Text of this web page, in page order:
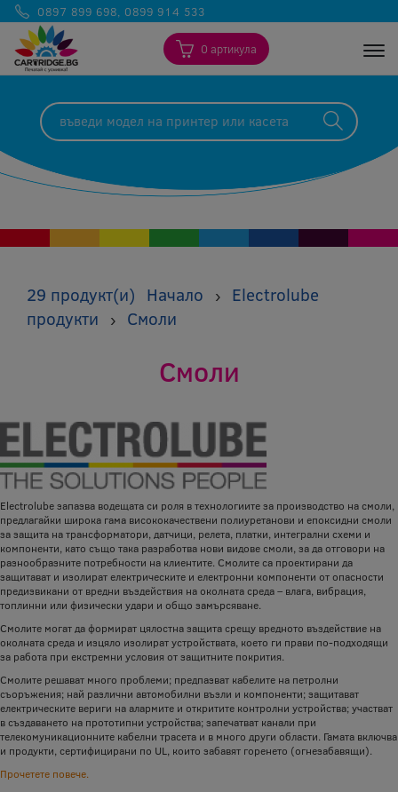
0897 899 698, 0899 914 533
0 артикула
29 продукт(и) Начало › Electrolube
продукти
› Смоли
Смоли
Electrolube запазва водещата си роля в технологиите за производство на смоли,
предлагайки широка гама висококачествени полиуретанови и епоксидни смоли
за защита на трансформатори, датчици, релета, платки, интегрални схеми и
компоненти, като също така разработва нови видове смоли, за да отговори на
разнообразните потребности на клиентите. Смолите са проектирани да
защитават и изолират електрическите и електронни компоненти от опасности
предизвикани от вредни въздействия на околната среда – влага, вибрация,
топлинни или физически удари и общо замърсяване.
Смолите могат да формират цялостна защита срещу вредното въздействие на
околната среда и изцяло изолират устройствата, което ги прави по-подходящи
за работа при екстремни условия от защитните покрития.
Смолите решават много проблеми; предпазват кабелите на петролни
съоръжения; най различни автомобилни възли и компоненти; защитават
електрическите вериги на алармите и откритите контролни устройства; участват
в създаването на прототипни устройства; запечатват канали при
телекомуникационните кабелни трасета и в много други области. Гамата включва
и продукти, сертифицирани по UL, които забавят горенето (огнезабавящи).
Прочетете повече.